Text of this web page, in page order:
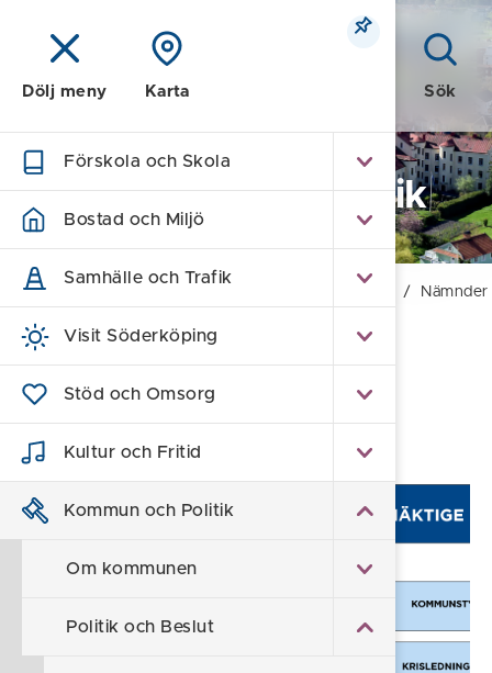
Meny Sök
Dölj meny Karta
Förskola och Skola
Bostad och Miljö
Samhälle och Trafik
Visit Söderköping
Stöd och Omsorg
Kultur och Fritid
Kommun och Politik
Om kommunen
Politik och Beslut
Kommun och Politik
Hem /
Kommunens politiska
organisation